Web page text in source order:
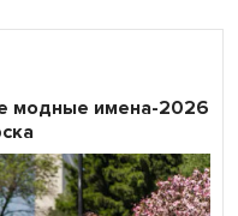
модные имена-2026